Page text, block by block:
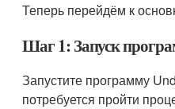
Теперь перейдём к
Шаг 1: Запуск
Запустите программу
потребуется пройти